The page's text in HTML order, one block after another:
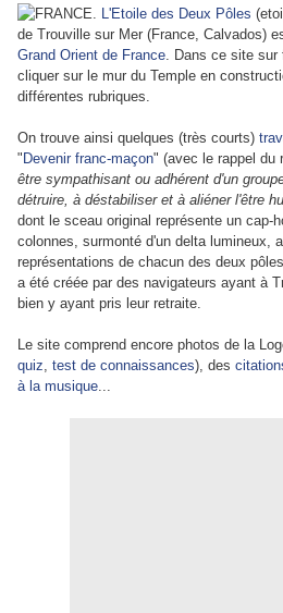
FRANCE. L'Etoile des Deux Pôles
de Trouville sur Mer (France, Calvados)
Grand Orient de France. Dans ce site sur
cliquer sur le mur du Temple en
différentes rubriques.
On trouve ainsi quelques (très courts)
" Devenir franc-maçon" (avec le rappel du
être sympathisant ou adhérent d'un
détruire, à déstabiliser et à aliéner l'être
dont le sceau original représente un cap-
colonnes, surmonté d'un delta lumineux,
représentations de chacun des deux
a été créée par des navigateurs ayant à
bien y ayant pris leur retraite.
Le site comprend encore photos de la
quiz, test de connaissances), des
à la musique...